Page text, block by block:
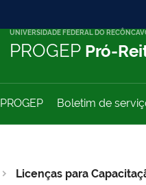
UNIVERSIDADE FEDERAL DO
PROGEP Pró-
Boletim de
Licenças para